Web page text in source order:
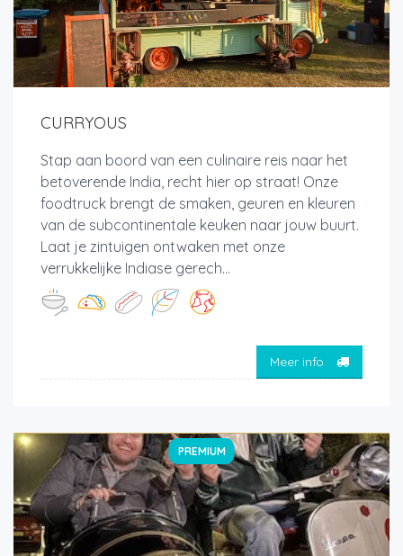
CURRYOUS
Stap aan boord van een culinaire reis naar het
betoverende India, recht hier op straat! Onze
foodtruck brengt de smaken, geuren en kleuren
van de subcontinentale keuken naar jouw buurt.
Laat je zintuigen ontwaken met onze
verrukkelijke Indiase gerech...
Meer info
PREMIUM